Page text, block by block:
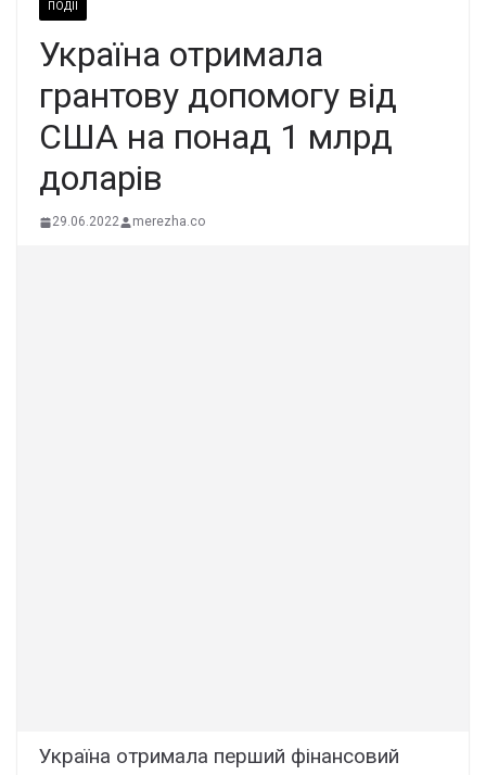
ПОДІЇ
Україна отримала
грантову допомогу від
США на понад 1 млрд
доларів
29.06.2022 merezha.co
Україна отримала перший фінансовий